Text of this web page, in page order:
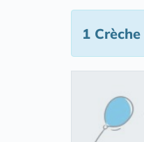
1 Crèche